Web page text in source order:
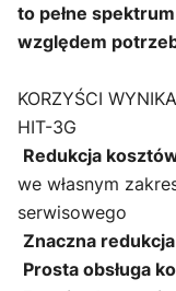
to pełne
względem
KORZYŚCI
HIT-3G
Redukcja
we własnym
serwisowego
Znaczna redukcja
Prosta obsługa